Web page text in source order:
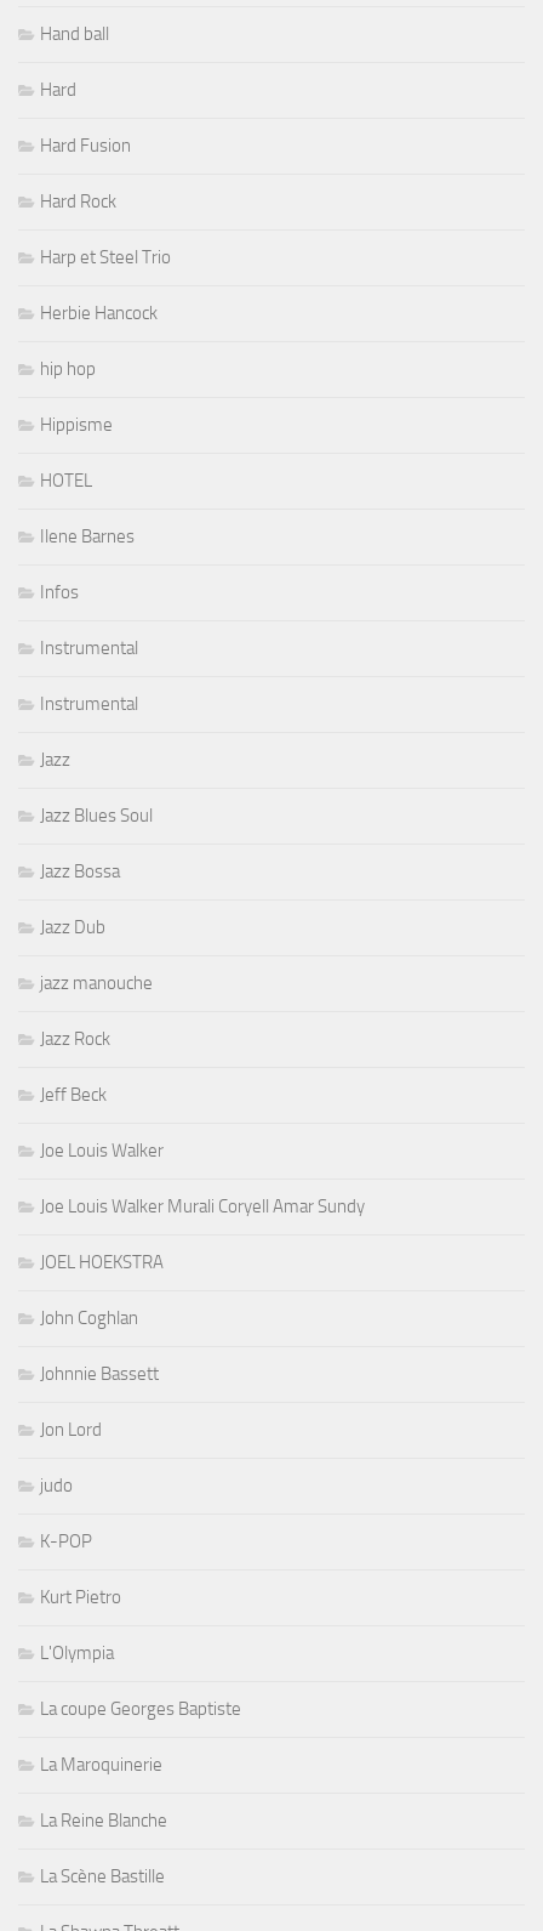
Hand ball
Hard
Hard Fusion
Hard Rock
Harp et Steel Trio
Herbie Hancock
hip hop
Hippisme
HOTEL
Ilene Barnes
Infos
Instrumental
Instrumental
Jazz
Jazz Blues Soul
Jazz Bossa
Jazz Dub
jazz manouche
Jazz Rock
Jeff Beck
Joe Louis Walker
Joe Louis Walker Murali Coryell Amar Sundy
JOEL HOEKSTRA
John Coghlan
Johnnie Bassett
Jon Lord
judo
K-POP
Kurt Pietro
L'Olympia
La coupe Georges Baptiste
La Maroquinerie
La Reine Blanche
La Scène Bastille